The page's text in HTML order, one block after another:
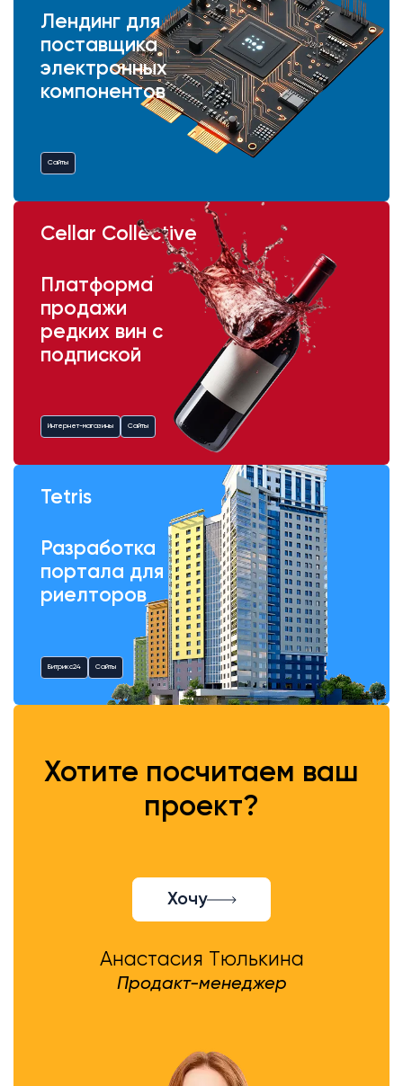
Лендинг для
поставщика
электронных
компонентов
Сайты
Cellar Collective
Платформа
продажи
редких вин с
подпиской
Интернет-магазины Сайты
Tetris
Разработка
портала для
риелторов
Битрикс24 Сайты
Хотите посчитаем ваш
проект?
Хочу
Анастасия Тюлькина
Продакт-менеджер